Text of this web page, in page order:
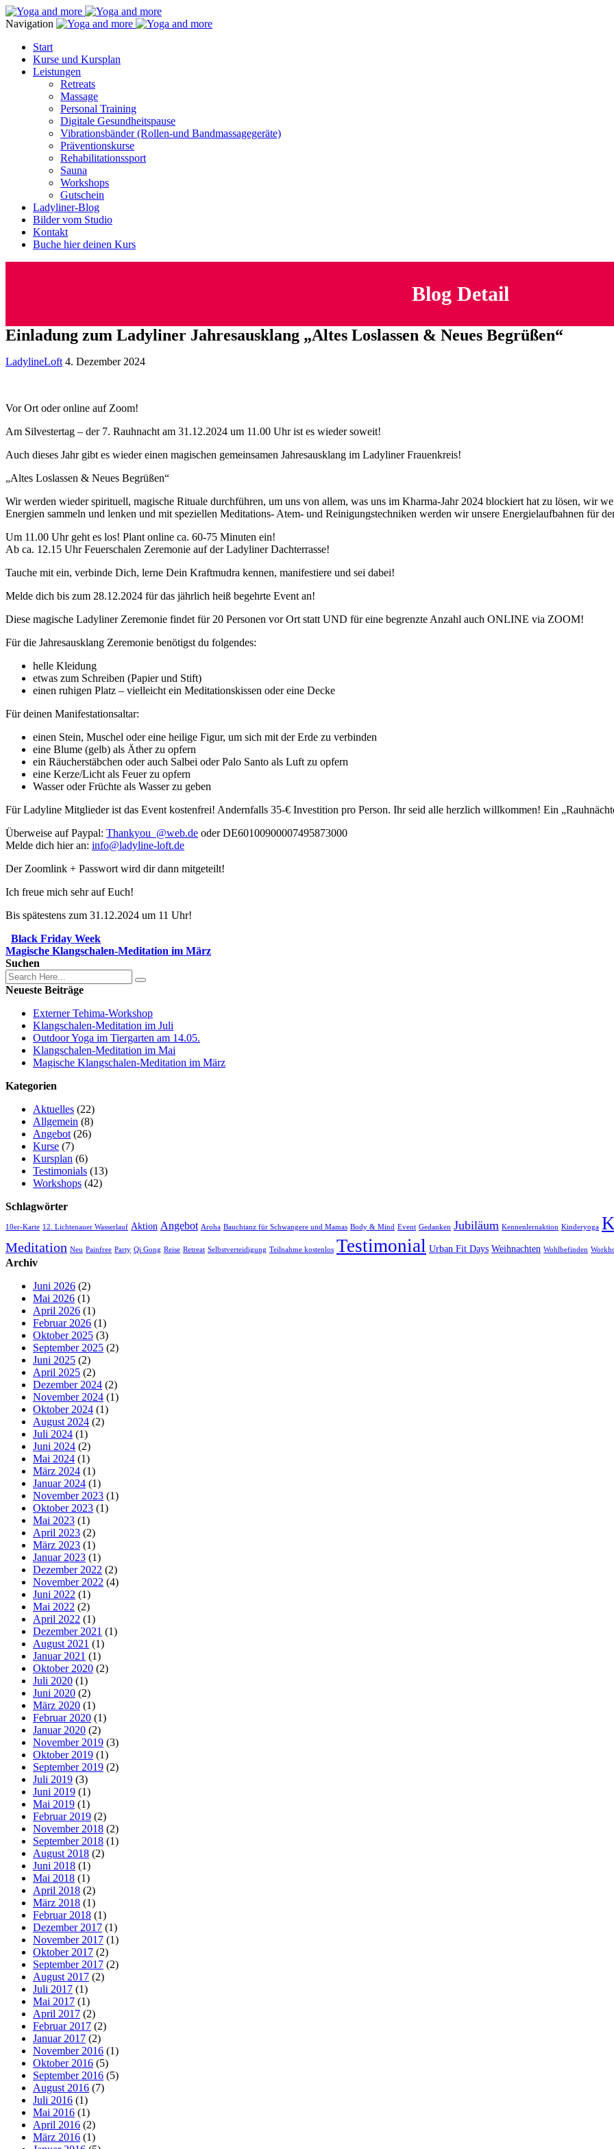
Navigation
Start
Kurse und Kursplan
Leistungen
Retreats
Massage
Personal Training
Digitale Gesundheitspause
Vibrationsbänder (Rollen-und Bandmassagegeräte)
Präventionskurse
Rehabilitationssport
Sauna
Workshops
Gutschein
Ladyliner-Blog
Bilder vom Studio
Kontakt
Buche hier deinen Kurs
Blog Detail
Einladung zum Ladyliner Jahresausklang „Altes Loslassen & Neues Begrüßen“
LadylineLoft 4. Dezember 2024
Vor Ort oder online auf Zoom!
Am Silvestertag – der 7. Rauhnacht am 31.12.2024 um 11.00 Uhr ist es wieder soweit!
Auch dieses Jahr gibt es wieder einen magischen gemeinsamen Jahresausklang im Ladyliner Frauenkreis!
„Altes Loslassen & Neues Begrüßen“
Wir werden wieder spirituell, magische Rituale durchführen, um uns von allem, was uns im Kharma-Jahr 2024 blockiert hat zu lösen, wir
Energien sammeln und lenken und mit speziellen Meditations- Atem- und Reinigungstechniken werden wir unsere Energielaufbahnen für
Um 11.00 Uhr geht es los! Plant online ca. 60-75 Minuten ein!
Ab ca. 12.15 Uhr Feuerschalen Zeremonie auf der Ladyliner Dachterrasse!
Tauche mit ein, verbinde Dich, lerne Dein Kraftmudra kennen, manifestiere und sei dabei!
Melde dich bis zum 28.12.2024 für das jährlich heiß begehrte Event an!
Diese magische Ladyliner Zeremonie findet für 20 Personen vor Ort statt UND für eine begrenzte Anzahl auch ONLINE via ZOOM!
Für die Jahresausklang Zeremonie benötigst du folgendes:
helle Kleidung
etwas zum Schreiben (Papier und Stift)
einen ruhigen Platz – vielleicht ein Meditationskissen oder eine Decke
Für deinen Manifestationsaltar:
einen Stein, Muschel oder eine heilige Figur, um sich mit der Erde zu verbinden
eine Blume (gelb) als Äther zu opfern
ein Räucherstäbchen oder auch Salbei oder Palo Santo als Luft zu opfern
eine Kerze/Licht als Feuer zu opfern
Wasser oder Früchte als Wasser zu geben
Für Ladyline Mitglieder ist das Event kostenfrei! Andernfalls 35-€ Investition pro Person. Ihr seid alle herzlich willkommen! Ein
Überweise auf Paypal: Thankyou_@web.de oder DE60100900007495873000
Melde dich hier an: info@ladyline-loft.de
Der Zoomlink + Passwort wird dir dann mitgeteilt!
Ich freue mich sehr auf Euch!
Bis spätestens zum 31.12.2024 um 11 Uhr!
Black Friday Week
Magische Klangschalen-Meditation im März
Suchen
Neueste Beiträge
Externer Tehima-Workshop
Klangschalen-Meditation im Juli
Outdoor Yoga im Tiergarten am 14.05.
Klangschalen-Meditation im Mai
Magische Klangschalen-Meditation im März
Kategorien
Aktuelles (22)
Allgemein (8)
Angebot (26)
Kurse (7)
Kursplan (6)
Testimonials (13)
Workshops (42)
Schlagwörter
10er-Karte 12. Lichtenauer Wasserlauf Aktion Angebot Aroha Bauchtanz für Schwangere und Mamas Body & Mind Event Gedanken Jubiläum Kennenlernaktion Kinderyoga
Meditation Neu Painfree Party Qi Gong Reise Retreat Selbstverteidigung Teilnahme kostenlos Testimonial Urban Fit Days Weihnachten Wohlbefinden
Archiv
Juni 2026 (2)
Mai 2026 (1)
April 2026 (1)
Februar 2026 (1)
Oktober 2025 (3)
September 2025 (2)
Juni 2025 (2)
April 2025 (2)
Dezember 2024 (2)
November 2024 (1)
Oktober 2024 (1)
August 2024 (2)
Juli 2024 (1)
Juni 2024 (2)
Mai 2024 (1)
März 2024 (1)
Januar 2024 (1)
November 2023 (1)
Oktober 2023 (1)
Mai 2023 (1)
April 2023 (2)
März 2023 (1)
Januar 2023 (1)
Dezember 2022 (2)
November 2022 (4)
Juni 2022 (1)
Mai 2022 (2)
April 2022 (1)
Dezember 2021 (1)
August 2021 (1)
Januar 2021 (1)
Oktober 2020 (2)
Juli 2020 (1)
Juni 2020 (2)
März 2020 (1)
Februar 2020 (1)
Januar 2020 (2)
November 2019 (3)
Oktober 2019 (1)
September 2019 (2)
Juli 2019 (3)
Juni 2019 (1)
Mai 2019 (1)
Februar 2019 (2)
November 2018 (2)
September 2018 (1)
August 2018 (2)
Juni 2018 (1)
Mai 2018 (1)
April 2018 (2)
März 2018 (1)
Februar 2018 (1)
Dezember 2017 (1)
November 2017 (1)
Oktober 2017 (2)
September 2017 (2)
August 2017 (2)
Juli 2017 (1)
Mai 2017 (1)
April 2017 (2)
Februar 2017 (2)
Januar 2017 (2)
November 2016 (1)
Oktober 2016 (5)
September 2016 (5)
August 2016 (7)
Juli 2016 (1)
Mai 2016 (1)
April 2016 (2)
März 2016 (1)